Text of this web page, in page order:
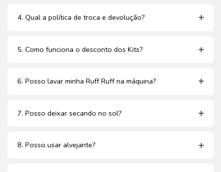
4. Qual a política de troca e devolução?
5. Como funciona o desconto dos Kits?
6. Posso lavar minha Ruff Ruff na máquina?
7. Posso deixar secando no sol?
8. Posso usar alvejante?